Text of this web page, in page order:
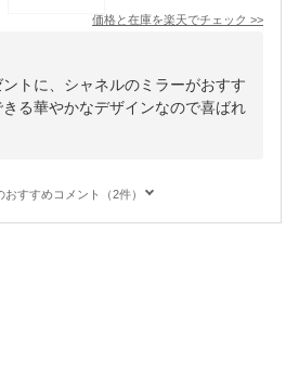
価格と在庫を楽天でチェック >>
トに、シャネルのミラーがおすす
る華やかなデザインなので喜ばれ
おすすめコメント（2件）